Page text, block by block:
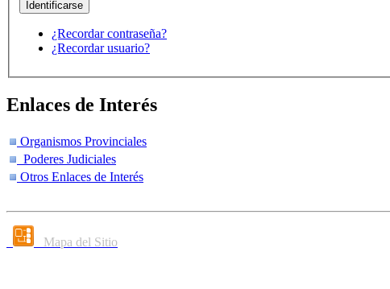
¿Recordar contraseña?
¿Recordar usuario?
Enlaces de Interés
Organismos Provinciales
Poderes Judiciales
Otros Enlaces de Interés
Mapa del Sitio